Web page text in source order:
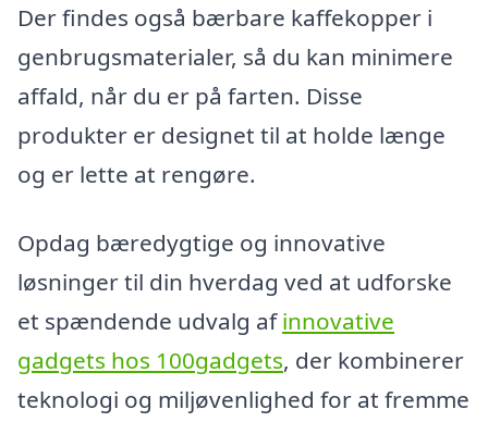
Der findes også bærbare kaffekopper i
genbrugsmaterialer, så du kan minimere
affald, når du er på farten. Disse
produkter er designet til at holde længe
og er lette at rengøre.
Opdag bæredygtige og innovative
løsninger til din hverdag ved at udforske
et spændende udvalg afinnovative
gadgets hos 100gadgets, der kombinerer
teknologi og miljøvenlighed for at fremme